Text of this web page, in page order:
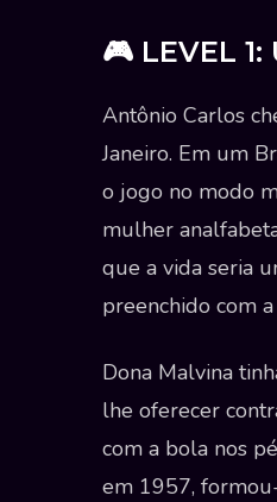
🎮 LEVEL
Antônio Carlos
Janeiro. Em um
o jogo no modo
mulher
que a vida seria
preenchido com
Dona Malvina
lhe oferecer
com a bola nos
em 1957,